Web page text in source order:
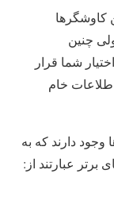
کاوشگر‌ها
چنین
شما قرار
خام
وجود دارند که به